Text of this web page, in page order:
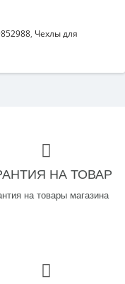
, Чехлы для
НА ТОВАР
на товары магазина